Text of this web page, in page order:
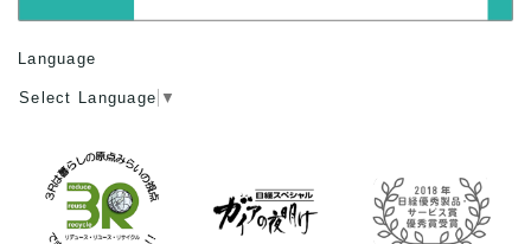
Language
Select Language ▼